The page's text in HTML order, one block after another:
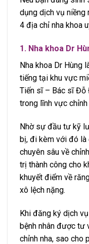
dụng dịch vụ niềng
4 địa chỉ nha khoa
1. Nha khoa Dr
Nha khoa Dr Hùng
tiếng tại khu vực
Tiến sĩ – Bác sĩ Đỗ
trong lĩnh vực chỉnh
Nhờ sự đầu tư kỹ
bị, đi kèm với đó
chuyên sâu về
trị thành công cho
khuyết điểm về
xô lệch nặng.
Khi đăng ký dịch
bệnh nhân được tư
chỉnh nha, sao cho